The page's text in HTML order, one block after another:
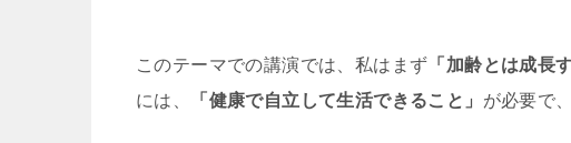
このテーマでの講演では、私はまず 「加齢とは成長
には、
「健康で自立して生活できること」 が必要で